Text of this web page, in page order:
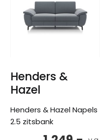
Henders &
Hazel
Henders & Hazel Napels
2.5 zitsbank